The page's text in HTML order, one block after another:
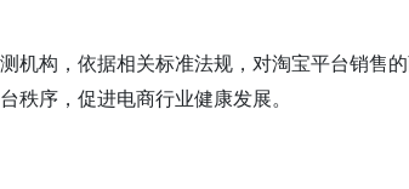
机构，依据相关标准法规，对淘宝平台销售
秩序，促进电商行业健康发展。